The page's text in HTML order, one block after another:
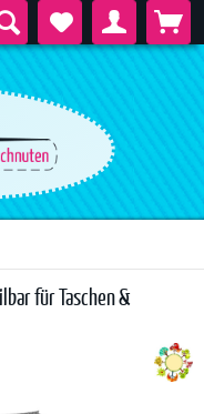
für Taschen &